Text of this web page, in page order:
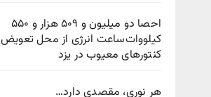
احصا دو میلیون و ۵۰۹ هزار و ۵۵۰
کیلووات‌ساعت انرژی از محل تعویض
کنتورهای معیوب در یزد
هر نوری، مقصدی دارد…